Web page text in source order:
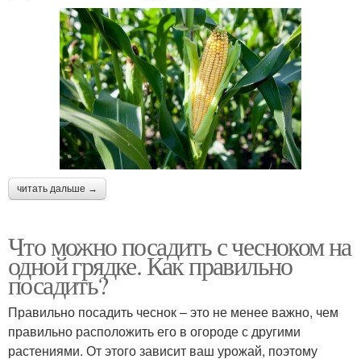
читать дальше →
Что можно посадить с чесноком на
одной грядке. Как правильно
посадить?
Правильно посадить чеснок – это не менее важно, чем
правильно расположить его в огороде с другими
растениями. От этого зависит ваш урожай, поэтому